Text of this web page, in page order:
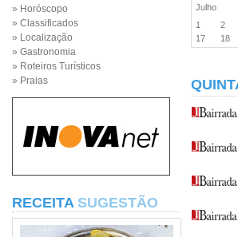
» Horóscopo
» Classificados
» Localização
» Gastronomia
» Roteiros Turísticos
» Praias
RECEITA SUGESTÃO
Julho
1
2
17
18